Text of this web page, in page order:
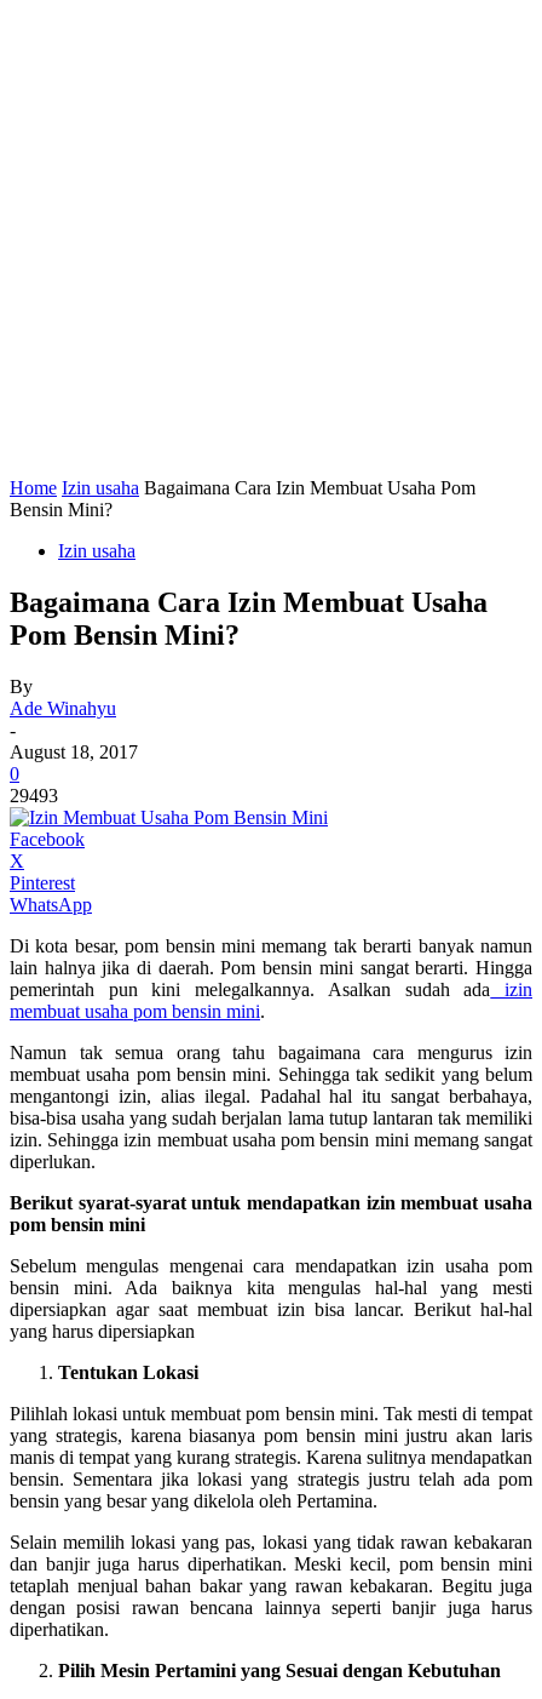
Home Izin usaha Bagaimana Cara Izin Membuat Usaha Pom
Bensin Mini?
Izin usaha
Bagaimana Cara Izin Membuat Usaha
Pom Bensin Mini?
By
Ade Winahyu
-
August 18, 2017
0
29493
Facebook
X
Pinterest
WhatsApp
Di kota besar, pom bensin mini memang tak berarti banyak namun
lain halnya jika di daerah. Pom bensin mini sangat berarti. Hingga
pemerintah pun kini melegalkannya. Asalkan sudah ada izin
membuat usaha pom bensin mini.
Namun tak semua orang tahu bagaimana cara mengurus izin
membuat usaha pom bensin mini. Sehingga tak sedikit yang belum
mengantongi izin, alias ilegal. Padahal hal itu sangat berbahaya,
bisa-bisa usaha yang sudah berjalan lama tutup lantaran tak memiliki
izin. Sehingga izin membuat usaha pom bensin mini memang sangat
diperlukan.
Berikut syarat-syarat untuk mendapatkan izin membuat usaha
pom bensin mini
Sebelum mengulas mengenai cara mendapatkan izin usaha pom
bensin mini. Ada baiknya kita mengulas hal-hal yang mesti
dipersiapkan agar saat membuat izin bisa lancar. Berikut hal-hal
yang harus dipersiapkan
Tentukan Lokasi
Pilihlah lokasi untuk membuat pom bensin mini. Tak mesti di tempat
yang strategis, karena biasanya pom bensin mini justru akan laris
manis di tempat yang kurang strategis. Karena sulitnya mendapatkan
bensin. Sementara jika lokasi yang strategis justru telah ada pom
bensin yang besar yang dikelola oleh Pertamina.
Selain memilih lokasi yang pas, lokasi yang tidak rawan kebakaran
dan banjir juga harus diperhatikan. Meski kecil, pom bensin mini
tetaplah menjual bahan bakar yang rawan kebakaran. Begitu juga
dengan posisi rawan bencana lainnya seperti banjir juga harus
diperhatikan.
Pilih Mesin Pertamini yang Sesuai dengan Kebutuhan